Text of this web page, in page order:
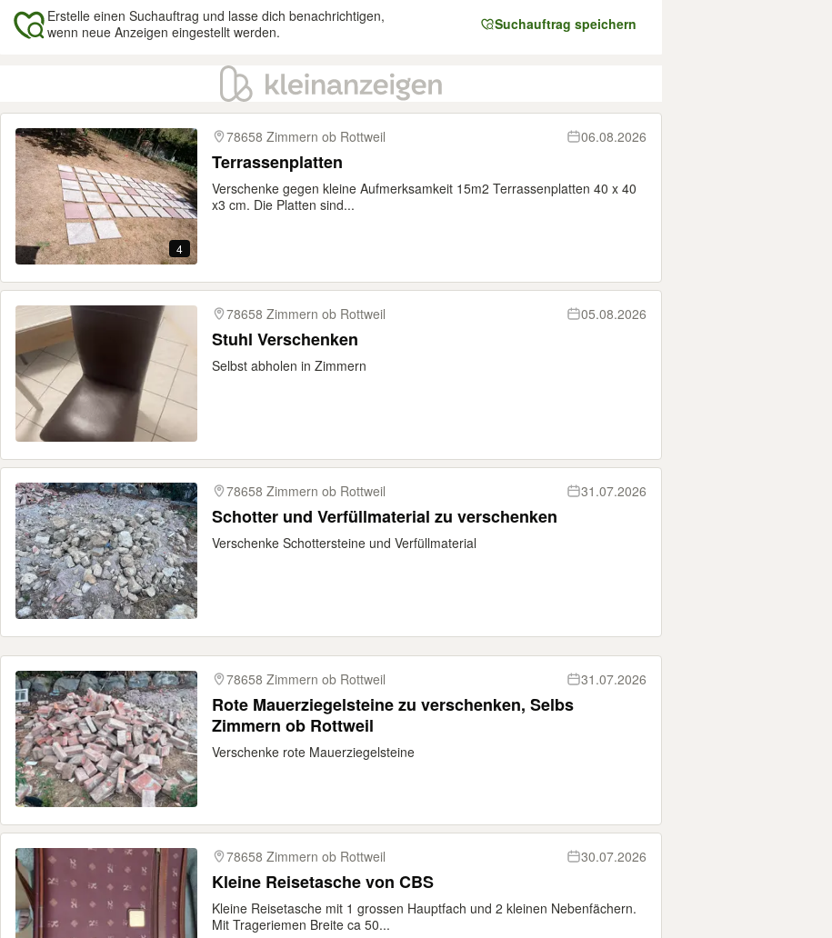
Erstelle einen Suchauftrag und lasse dich benachrichtigen,
wenn neue Anzeigen eingestellt werden.
Suchauftrag speichern
Ergebnisse
4
78658 Zimmern ob Rottweil 06.08.2026
Terrassenplatten
Verschenke gegen kleine Aufmerksamkeit 15m2 Terrassenplatten 40 x 40
x3 cm. Die Platten sind...
78658 Zimmern ob Rottweil 05.08.2026
Stuhl Verschenken
Selbst abholen in Zimmern
78658 Zimmern ob Rottweil 31.07.2026
Schotter und Verfüllmaterial zu verschenken
Verschenke Schottersteine und Verfüllmaterial
78658 Zimmern ob Rottweil 31.07.2026
Rote Mauerziegelsteine zu verschenken, Selbs
Zimmern ob Rottweil
Verschenke rote Mauerziegelsteine
78658 Zimmern ob Rottweil 30.07.2026
Kleine Reisetasche von CBS
Kleine Reisetasche mit 1 grossen Hauptfach und 2 kleinen Nebenfächern.
Mit Trageriemen Breite ca 50...